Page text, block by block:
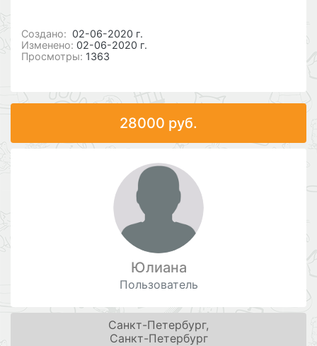
Cоздано: 02-06-2020 г.
Изменено: 02-06-2020 г.
Просмотры: 1363
28000 руб.
Юлиана
Пользователь
Санкт-Петербург,
Санкт-Петербург